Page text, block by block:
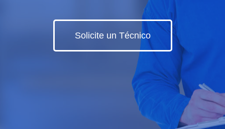
Solicite un Técnico